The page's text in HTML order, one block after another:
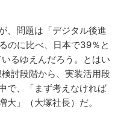
、問題は「デジタル後進
のに比べ、日本で39％と
るゆえんだろう。とはい
討段階から、実装活用段
で、「まず考えなければ
」（大塚社長）だ。